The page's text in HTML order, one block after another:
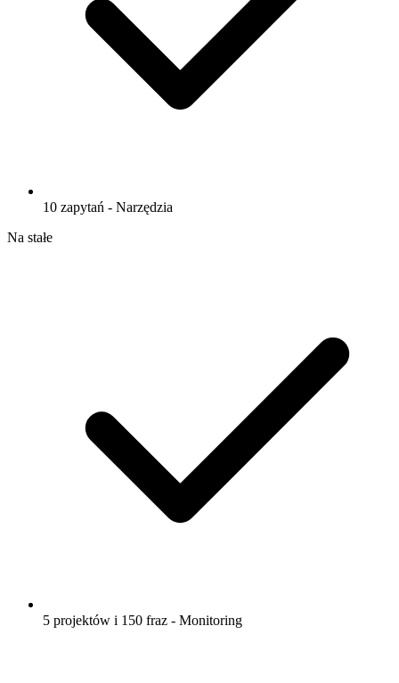
10 zapytań - Narzędzia
Na stałe
5 projektów i 150 fraz - Monitoring